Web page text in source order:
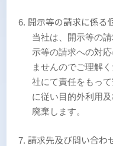
開示等の請求に係る
当社は、開示等の
示等の請求への対
ませんのでご理解
社にて責任をもっ
に従い目的外利用
廃棄します。
請求先及び問い合わ